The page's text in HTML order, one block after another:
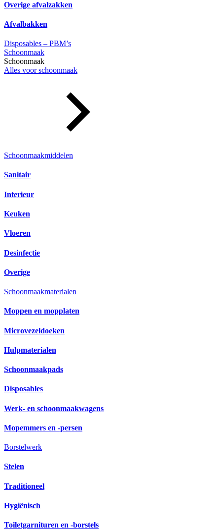
Overige afvalzakken
Afvalbakken
Disposables – PBM’s
Schoonmaak
Schoonmaak
Alles voor schoonmaak
Schoonmaakmiddelen
Sanitair
Interieur
Keuken
Vloeren
Desinfectie
Overige
Schoonmaakmaterialen
Moppen en mopplaten
Microvezeldoeken
Hulpmaterialen
Schoonmaakpads
Disposables
Werk- en schoonmaakwagens
Mopemmers en -persen
Borstelwerk
Stelen
Traditioneel
Hygiënisch
Toiletgarnituren en -borstels